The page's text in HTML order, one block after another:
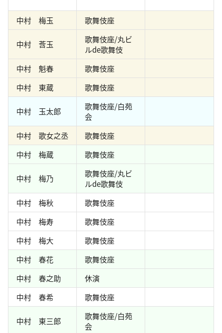
中村 梅玉 歌舞伎座
中村 莟玉
歌舞伎座/丸ビ
ルde歌舞伎
中村 魁春
歌舞伎座
中村 東蔵
歌舞伎座
中村 玉太郎
歌舞伎座/白苑
会
中村 歌女之丞
歌舞伎座
中村 梅蔵
歌舞伎座
中村 梅乃
歌舞伎座/丸ビ
ルde歌舞伎
中村 梅秋
歌舞伎座
中村 梅寿
歌舞伎座
中村 梅大
歌舞伎座
中村 春花
歌舞伎座
中村 春之助
休演
中村 春希
歌舞伎座
中村 東三郎
歌舞伎座/白苑
会